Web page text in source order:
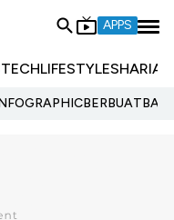
APPS
TECHLIFESTYLESHARIA